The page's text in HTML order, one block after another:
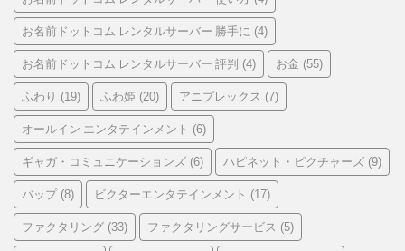
お名前ドットコム レンタルサーバー 勝手に (4)
お名前ドットコム レンタルサーバー 評判 (4) お金 (55)
ふわり (19) ふわ姫 (20) アニプレックス (7)
オールイン エンタテインメント (6)
ギャガ・コミュニケーションズ (6) ハピネット・ピクチャーズ (9)
バップ(8) ビクターエンタテインメント (17)
ファクタリング (33) ファクタリングサービス (5)